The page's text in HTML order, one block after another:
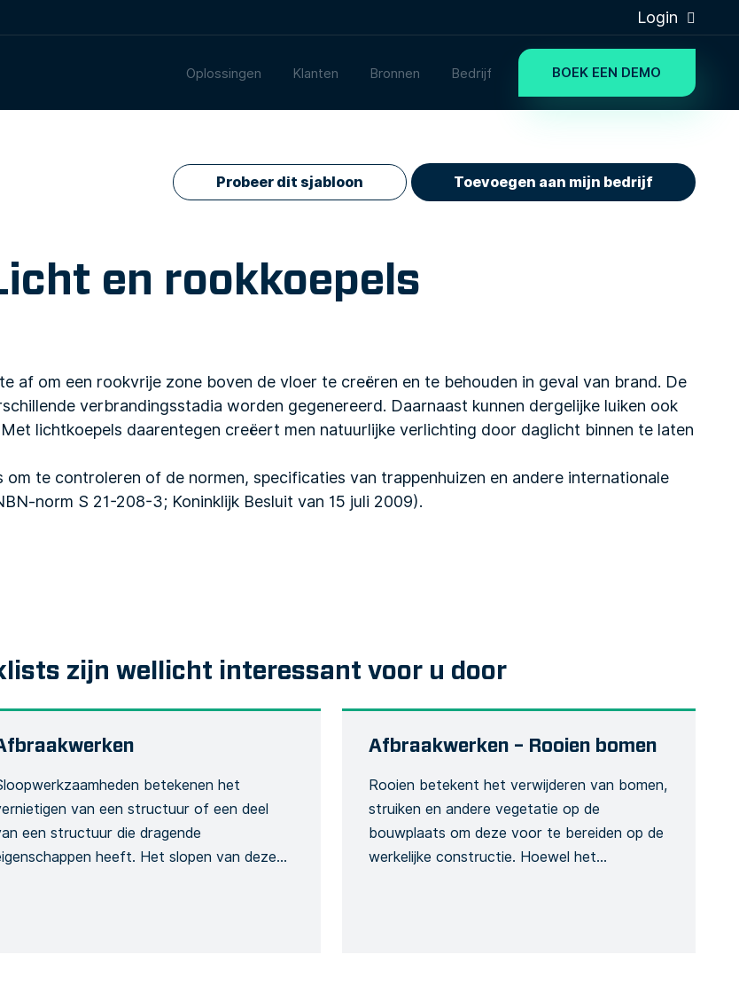
Login
Oplossingen Klanten Bronnen Bedrijf BOEK EEN DEMO
Probeer dit sjabloon Toevoegen aan mijn bedrijf
en rookkoepels
af om een rookvrije zone boven de vloer te creëren en te behouden in geval van brand. De
verbrandingsstadia worden gegenereerd. Daarnaast kunnen dergelijke luiken ook
lichtkoepels daarentegen creëert men natuurlijke verlichting door daglicht binnen te laten
te controleren of de normen, specificaties van trappenhuizen en andere internationale
norm S 21-208-3; Koninklijk Besluit van 15 juli 2009).
zijn wellicht interessant voor u door
betekenen het
van een structuur of een deel
een structuur die dragende
heeft. Het slopen van deze
Afbraakwerken – Rooien bomen
Rooien betekent het verwijderen van bomen,
struiken en andere vegetatie op de
bouwplaats om deze voor te bereiden op de
werkelijke constructie. Hoewel het